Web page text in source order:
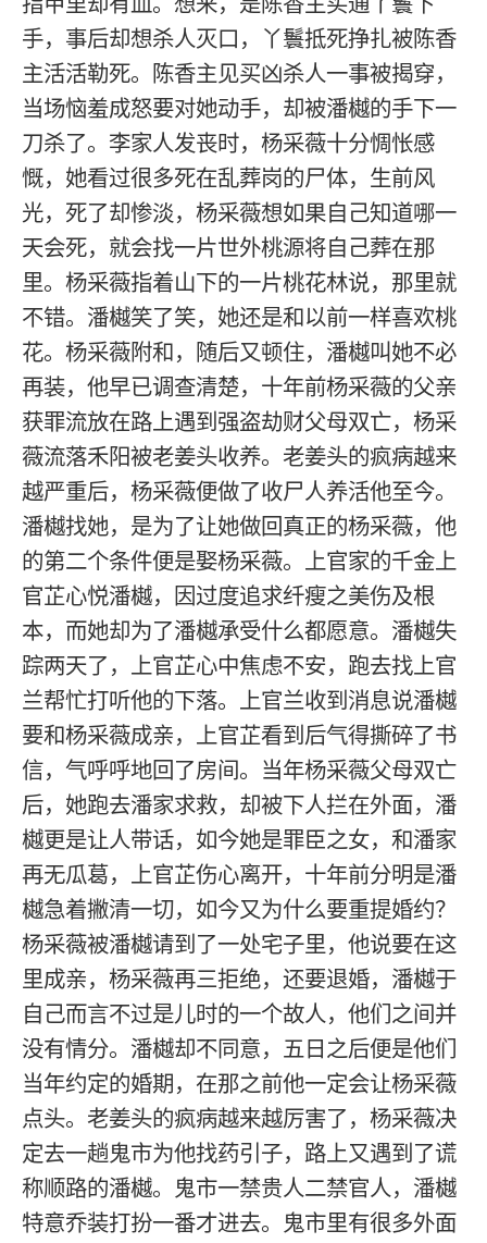
手，事后却想杀人灭口，丫鬟抵死挣扎被陈香
主活活勒死。陈香主见买凶杀人一事被揭穿，
当场恼羞成怒要对她动手，却被潘樾的手下一
刀杀了。李家人发丧时，杨采薇十分惆怅感
慨，她看过很多死在乱葬岗的尸体，生前风
光，死了却惨淡，杨采薇想如果自己知道哪一
天会死，就会找一片世外桃源将自己葬在那
里。杨采薇指着山下的一片桃花林说，那里就
不错。潘樾笑了笑，她还是和以前一样喜欢桃
花。杨采薇附和，随后又顿住，潘樾叫她不必
再装，他早已调查清楚，十年前杨采薇的父亲
获罪流放在路上遇到强盗劫财父母双亡，杨采
薇流落禾阳被老姜头收养。老姜头的疯病越来
越严重后，杨采薇便做了收尸人养活他至今。
潘樾找她，是为了让她做回真正的杨采薇，他
的第二个条件便是娶杨采薇。上官家的千金上
官芷心悦潘樾，因过度追求纤瘦之美伤及根
本，而她却为了潘樾承受什么都愿意。潘樾失
踪两天了，上官芷心中焦虑不安，跑去找上官
兰帮忙打听他的下落。上官兰收到消息说潘樾
要和杨采薇成亲，上官芷看到后气得撕碎了书
信，气呼呼地回了房间。当年杨采薇父母双亡
后，她跑去潘家求救，却被下人拦在外面，潘
樾更是让人带话，如今她是罪臣之女，和潘家
再无瓜葛，上官芷伤心离开，十年前分明是潘
樾急着撇清一切，如今又为什么要重提婚约？
杨采薇被潘樾请到了一处宅子里，他说要在这
里成亲，杨采薇再三拒绝，还要退婚，潘樾于
自己而言不过是儿时的一个故人，他们之间并
没有情分。潘樾却不同意，五日之后便是他们
当年约定的婚期，在那之前他一定会让杨采薇
点头。老姜头的疯病越来越厉害了，杨采薇决
定去一趟鬼市为他找药引子，路上又遇到了谎
称顺路的潘樾。鬼市一禁贵人二禁官人，潘樾
特意乔装打扮一番才进去。鬼市里有很多外面